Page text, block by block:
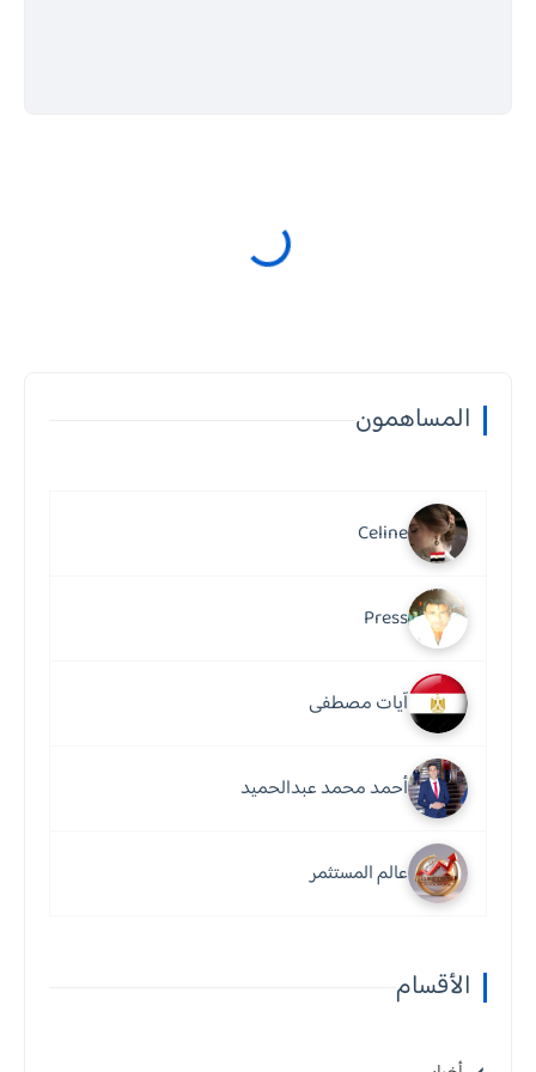
المساهمون
Celine
Press
آيات مصطفى
أحمد محمد عبدالحميد
عالم المستثمر
الأقسام